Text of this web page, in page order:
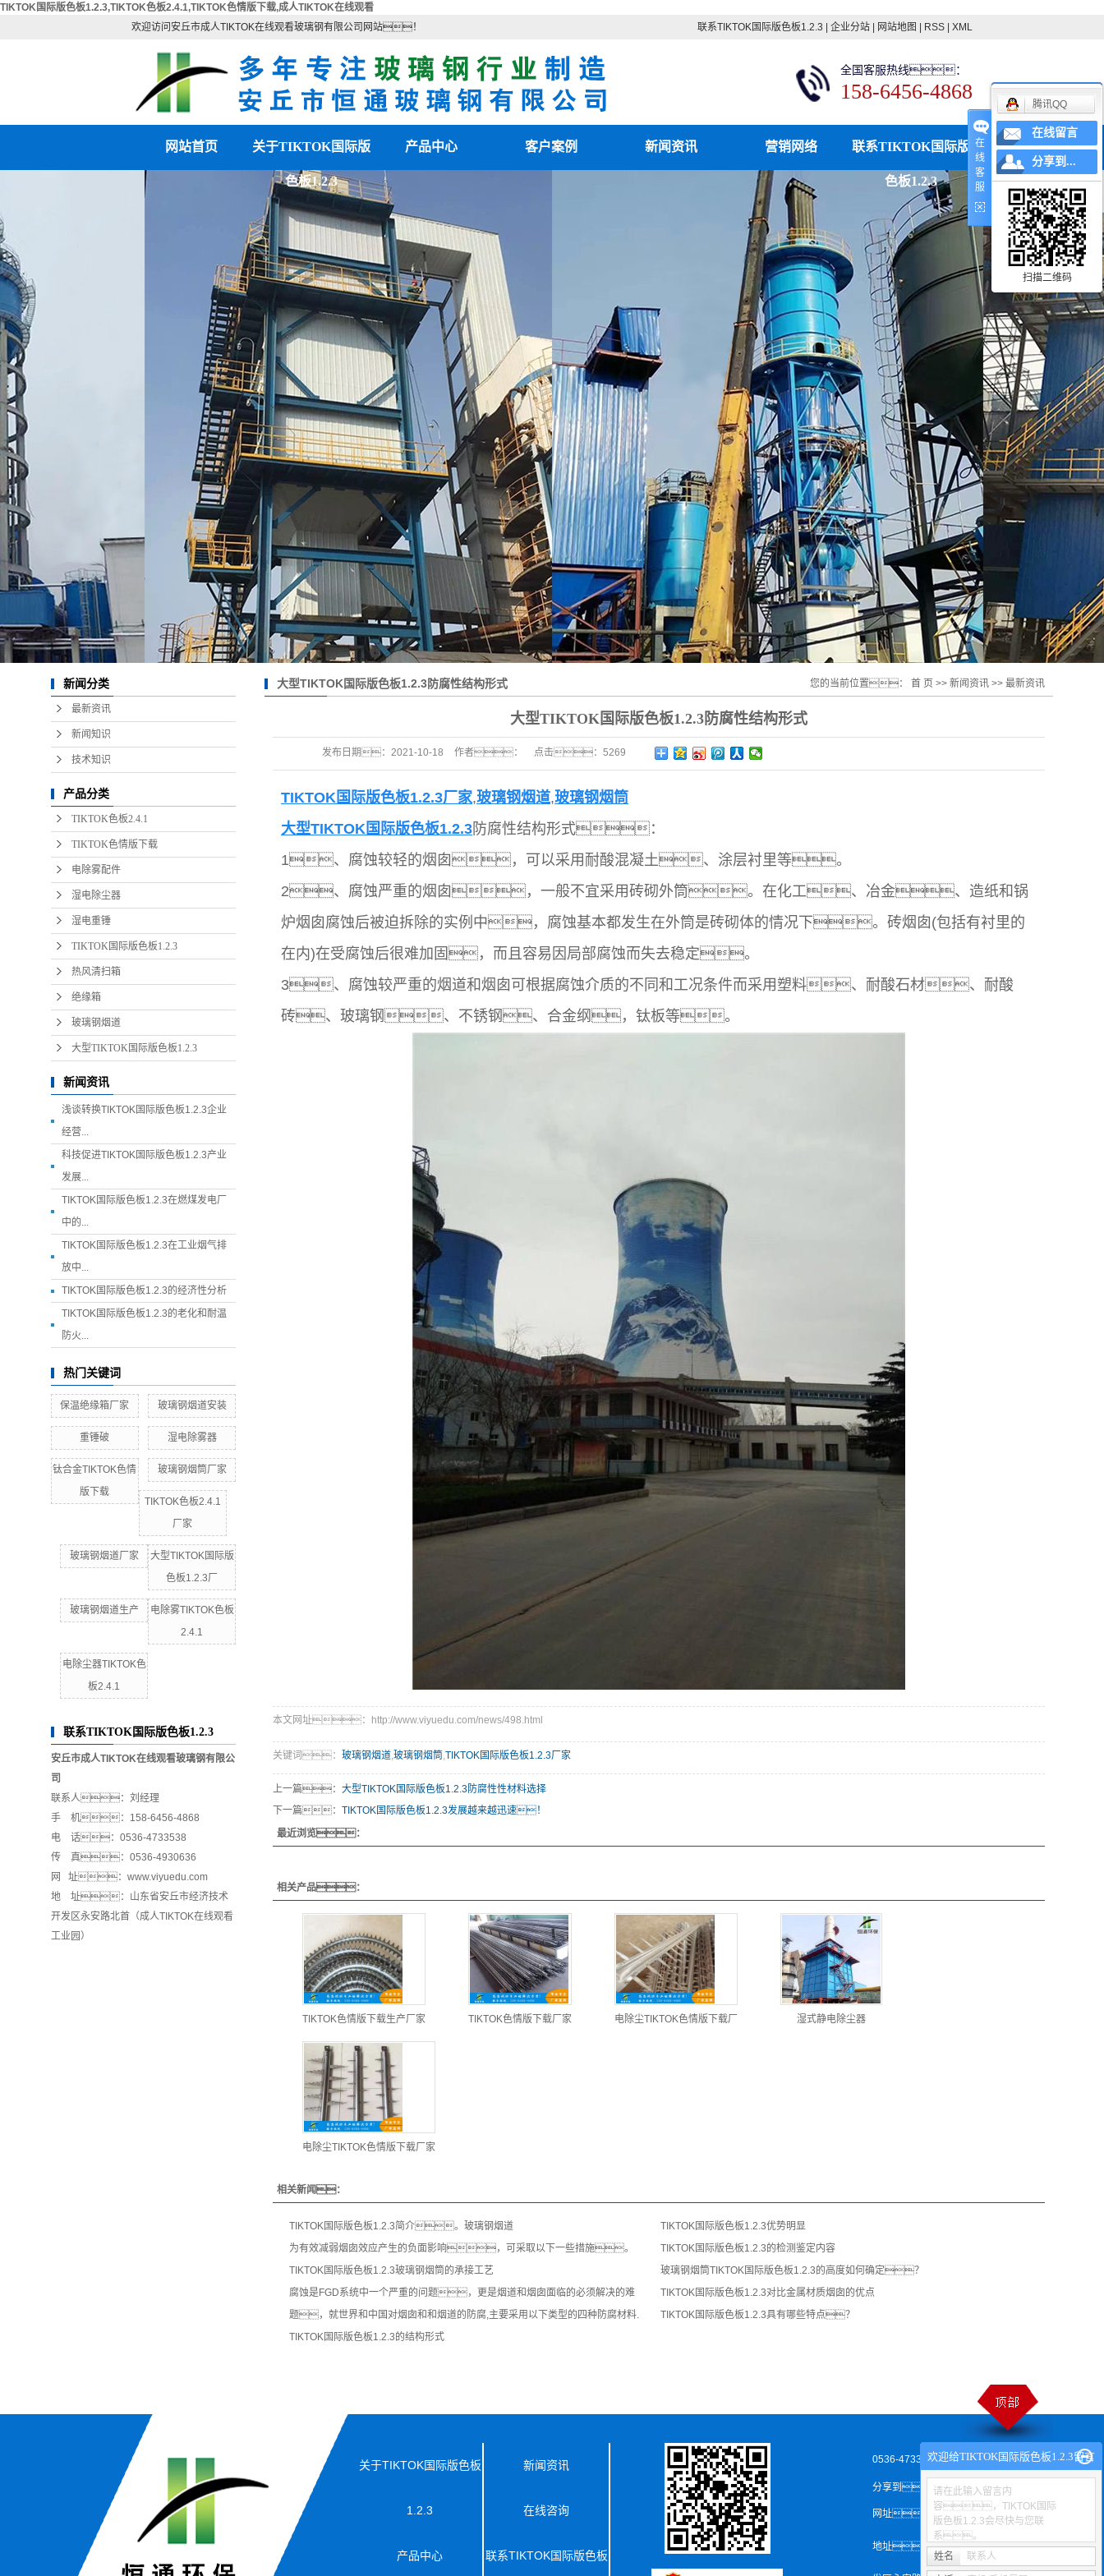
TIKTOK国际版色板1.2.3,TIKTOK色板2.4.1,TIKTOK色情版下载,成人TIKTOK在线观看
欢迎访问安丘市成人TIKTOK在线观看玻璃钢有限公司网站！
联系TIKTOK国际版色板1.2.3 企业分站 网站地图 RSS XML
全国客服热线：
158-6456-4868
网站首页 关于TIKTOK国际版
色板1.2.3
公司简介
联系TIKTOK国际版色
板1.2.3
营业执照
产品中心
TIKTOK色板2.4.1
TIKTOK色情版下载
电除雾配件
湿电除尘器
湿电重锤
TIKTOK国际版色板
热风清扫箱
绝缘箱
玻璃钢烟道
大型TIKTOK国际版色
板1.2.3
客户案例 新闻资讯 营销网络 联系TIKTOK国际版
色板1.2.3
新闻分类
最新资讯
新闻知识
技术知识
产品分类
TIKTOK色板2.4.1
TIKTOK色情版下载
电除雾配件
湿电除尘器
湿电重锤
TIKTOK国际版色板1.2.3
热风清扫箱
绝缘箱
玻璃钢烟道
大型TIKTOK国际版色板1.2.3
新闻资讯
浅谈转换TIKTOK国际版色板1.2.3企业
经营...
科技促进TIKTOK国际版色板1.2.3产业
发展...
TIKTOK国际版色板1.2.3在燃煤发电厂
中的...
TIKTOK国际版色板1.2.3在工业烟气排
放中...
TIKTOK国际版色板1.2.3的经济性分析
TIKTOK国际版色板1.2.3的老化和耐温
防火...
热门关键词
保温绝缘箱厂家 玻璃钢烟道安装
重锤破 湿电除雾器
钛合金TIKTOK色情
版下载
玻璃钢烟筒厂家
TIKTOK色板2.4.1
厂家
玻璃钢烟道厂家
大型TIKTOK国际版
色板1.2.3厂
玻璃钢烟道生产
电除雾TIKTOK色板
2.4.1
电除尘器TIKTOK色
板2.4.1
联系TIKTOK国际版色板1.2.3
安丘市成人TIKTOK在线观看玻璃钢有限公
司
联系人：刘经理
手 机：158-6456-4868
电 话：0536-4733538
传 真：0536-4930636
网 址：www.viyuedu.com
地 址：山东省安丘市经济技术
开发区永安路北首（成人TIKTOK在线观看
工业园）
大型TIKTOK国际版色板1.2.3防腐性结构形式 您的当前位置： 首 页 >> 新闻资讯 >> 最新资讯
大型TIKTOK国际版色板1.2.3防腐性结构形式
发布日期： 2021-10-18 作者： 点击： 5269
TIKTOK国际版色板1.2.3厂家,玻璃钢烟道,玻璃钢烟筒
大型TIKTOK国际版色板1.2.3防腐性结构形式：
1、腐蚀较轻的烟囱，可以采用耐酸混凝土、涂层衬里等。
2、腐蚀严重的烟囱，一般不宜采用砖砌外筒。在化工、冶金、造纸和锅
炉烟囱腐蚀后被迫拆除的实例中，腐蚀基本都发生在外筒是砖砌体的情况下。砖烟囱(包括有衬里的
在内)在受腐蚀后很难加固，而且容易因局部腐蚀而失去稳定。
3、腐蚀较严重的烟道和烟囱可根据腐蚀介质的不同和工况条件而采用塑料、耐酸石材、耐酸
砖、玻璃钢、不锈钢、合金纲，钛板等。
本文网址：http://www.viyuedu.com/news/498.html
关键词： 玻璃钢烟道,玻璃钢烟筒,TIKTOK国际版色板1.2.3厂家
上一篇： 大型TIKTOK国际版色板1.2.3防腐性性材料选择
下一篇： TIKTOK国际版色板1.2.3发展越来越迅速！
最近浏览：
相关产品：
TIKTOK色情版下载生产厂家 TIKTOK色情版下载厂家 电除尘TIKTOK色情版下载厂 湿式静电除尘器
电除尘TIKTOK色情版下载厂家
相关新闻：
TIKTOK国际版色板1.2.3简介。玻璃钢烟道
TIKTOK国际版色板1.2.3优势明显
为有效减弱烟囱效应产生的负面影响，可采取以下一些措施。
TIKTOK国际版色板1.2.3的检测鉴定内容
TIKTOK国际版色板1.2.3玻璃钢烟筒的承接工艺
玻璃钢烟筒TIKTOK国际版色板1.2.3的高度如何确定？
腐蚀是FGD系统中一个严重的问题，更是烟道和烟囱面临的必须解决的难
题，就世界和中国对烟囱和和烟道的防腐,主要采用以下类型的四种防腐材料.
TIKTOK国际版色板1.2.3对比金属材质烟囱的优点
TIKTOK国际版色板1.2.3具有哪些特点？
TIKTOK国际版色板1.2.3的结构形式
关于TIKTOK国际版色板
1.2.3
产品中心
新闻资讯
在线咨询
联系TIKTOK国际版色板
0536-4733538
分享到：
网址：www.viyuedu.com
地址：山东省安丘市经济技术开
在
线
客
服
腾讯QQ
在线留言
分享到...
扫描二维码
欢迎给TIKTOK国际版色板1.2.3留言
请在此输入留言内
容，TIKTOK国际
版色板1.2.3会尽快与您联
系。
姓名
联系人